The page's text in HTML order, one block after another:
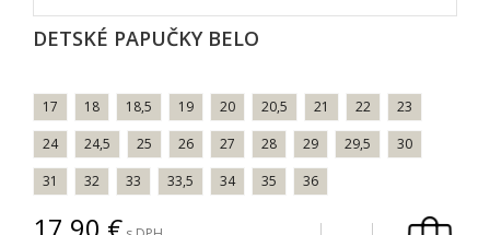
DETSKÉ PAPUČKY BELO
17 18 18,5 19 20 20,5 21 22
23
24
24,5 25 26 27 28 29 29,5
30
31
32 33 33,5 34 35 36